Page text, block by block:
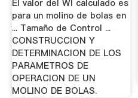
El valor del WI calculado es
para un molino de bolas en
... Tamaño de Control ...
CONSTRUCCION Y
DETERMINACION DE LOS
PARAMETROS DE
OPERACION DE UN
MOLINO DE BOLAS.